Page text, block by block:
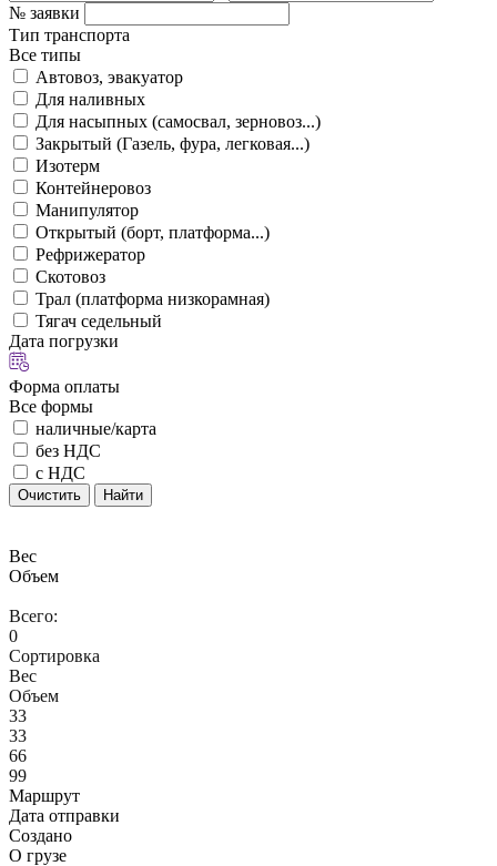
№ заявки
Тип транспорта
Все типы
Автовоз, эвакуатор
Для наливных
Для насыпных (самосвал, зерновоз...)
Закрытый (Газель, фура, легковая...)
Изотерм
Контейнеровоз
Манипулятор
Открытый (борт, платформа...)
Рефрижератор
Скотовоз
Трал (платформа низкорамная)
Тягач седельный
Дата погрузки
Форма оплаты
Все формы
наличные/карта
без НДС
с НДС
Очистить Найти
Вес
Объем
Всего:
0
Сортировка
Вес
Объем
33
33
66
99
Маршрут
Дата отправки
Создано
О грузе